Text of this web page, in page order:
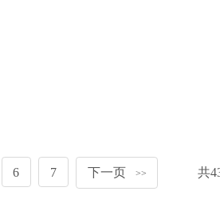
6 7 下一页 >> 共